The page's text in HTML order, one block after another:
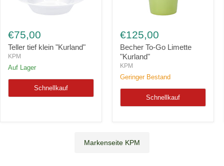
tief
klein
"Kurland"
€75,00
Teller tief klein "Kurland"
KPM
Auf Lager
Schnellkauf
To-
Go
Limette
"Kurland"
€125,00
Becher To-Go Limette
"Kurland"
KPM
Geringer Bestand
Schnellkauf
Markenseite KPM